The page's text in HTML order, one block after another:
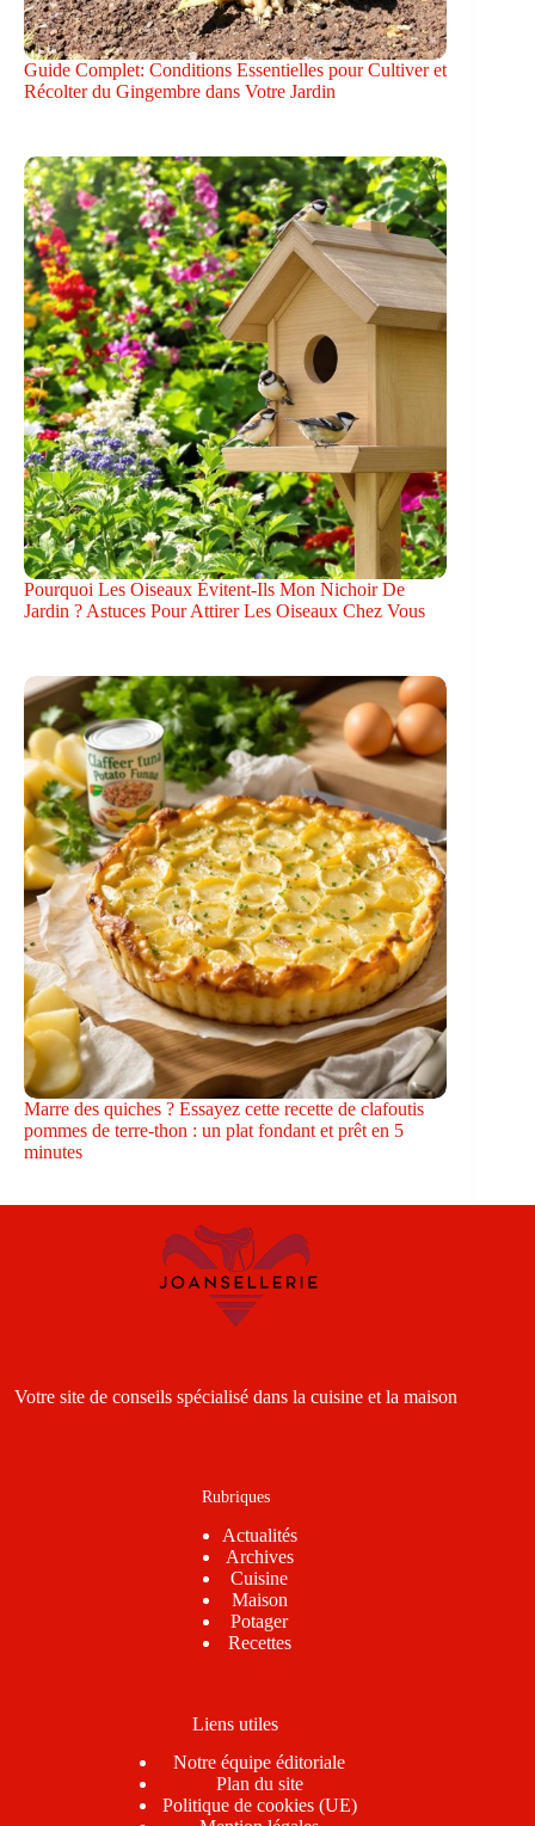
Guide Complet: Conditions Essentielles pour Cultiver et
Récolter du Gingembre dans Votre Jardin
Pourquoi Les Oiseaux Évitent-Ils Mon Nichoir De
Jardin ? Astuces Pour Attirer Les Oiseaux Chez Vous
Marre des quiches ? Essayez cette recette de clafoutis
pommes de terre-thon : un plat fondant et prêt en 5
minutes
Votre site de conseils spécialisé dans la cuisine et la maison
Rubriques
Actualités
Archives
Cuisine
Maison
Potager
Recettes
Liens utiles
Notre équipe éditoriale
Plan du site
Politique de cookies (UE)